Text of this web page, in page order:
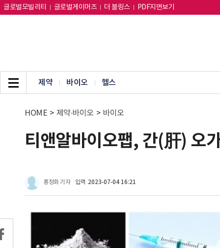
글로벌모빌리티 글로벌게이머즈 더 블링스 PDF지면보기
제약 바이오 헬스
HOME > 제약∙바이오 > 바이오
티앤알바이오팹, 간(肝) 오
홍정화 기자 입력 2023-07-04 16:21